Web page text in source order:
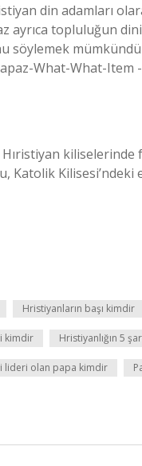
din adamları
ayrıca topluluğun
söylemek
What-What-
Hıristiyan
Katolik
Hristiyanların başı kimdir
kimdir Hristiyanlığın 5
lideri olan papa kimdir